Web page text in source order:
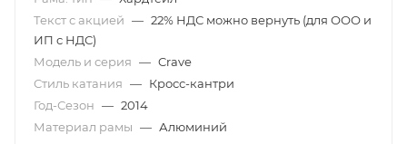
Текст с акцией — 22% НДС можно вернуть (для ООО и
ИП с НДС)
Модель и серия — Crave
Стиль катания — Кросс-кантри
Год-Сезон — 2014
Материал рамы — Алюминий